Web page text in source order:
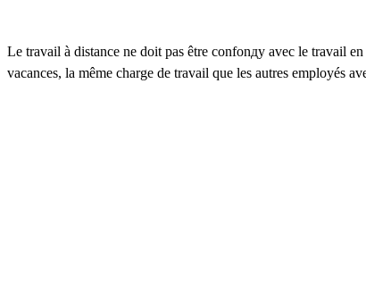
Le travail à distance ne doit pas être confonду avec le travail
vacances, la même charge de travail que les autres employés